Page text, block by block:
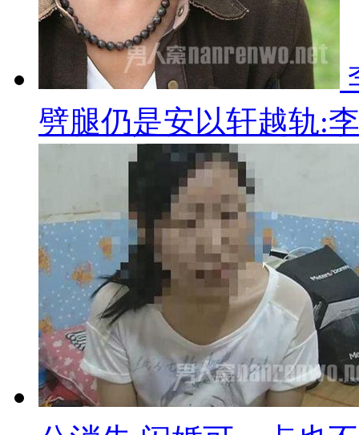
劈腿仍是安以轩越轨: